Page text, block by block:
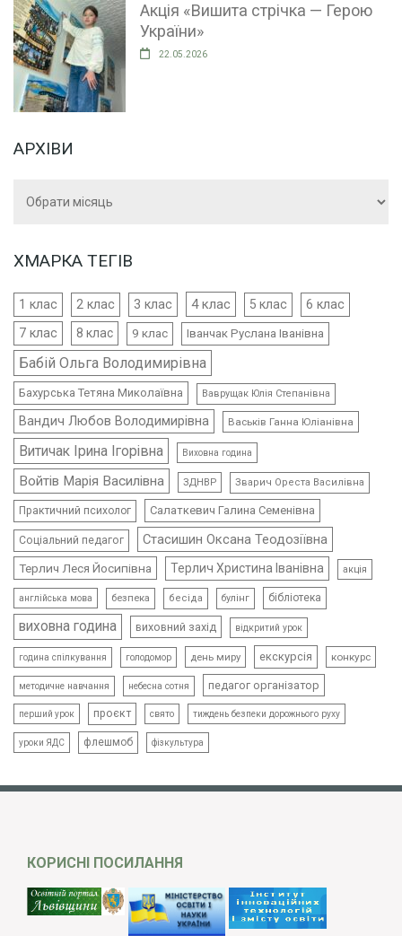
Акція «Вишита стрічка — Герою
України»
22.05.2026
АРХІВИ
ХМАРКА ТЕГІВ
1 клас 2 клас 3 клас 4 клас 5 клас 6 клас
7 клас 8 клас 9 клас Іванчак Руслана Іванівна
Бабій Ольга Володимирівна
Бахурська Тетяна Миколаївна Ваврущак Юлія Степанівна
Вандич Любов Володимирівна Васьків Ганна Юліанівна
Витичак Ірина Ігорівна Виховна година
Войтів Марія Василівна ЗДНВР Зварич Ореста Василівна
Практичний психолог Салаткевич Галина Семенівна
Соціальний педагог Стасишин Оксана Теодозіївна
Терлич Леся Йосипівна Терлич Христина Іванівна акція
англійська мова безпека бесіда булінг бібліотека
виховна година виховний захід відкритий урок
година спілкування голодомор день миру екскурсія конкурс
методичне навчання небесна сотня педагог організатор
перший урок проєкт свято тиждень безпеки дорожнього руху
уроки ЯДС флешмоб фізкультура
КОРИСНІ ПОСИЛАННЯ